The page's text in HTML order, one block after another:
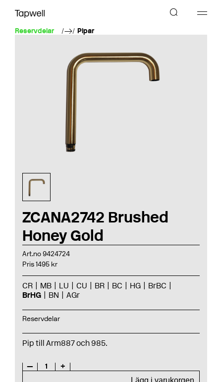
Reservdelar Pipar
ZCANA2742 Brushed
Honey Gold
Art.no 9424724
Pris 1495 kr
CR MB LU CU BR BC HG
BrBC
BrHG
BN AGr
Reservdelar
Pip till Arm887 och 985.
— 1
+
Lägg i varukorgen